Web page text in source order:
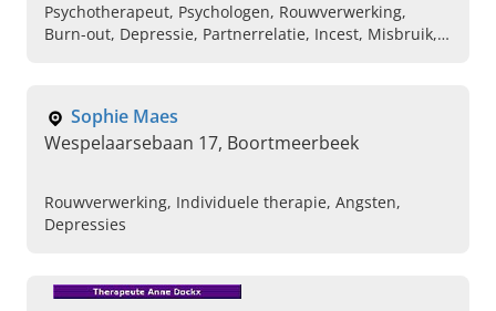
Psychotherapeut, Psychologen, Rouwverwerking,
Burn-out, Depressie, Partnerrelatie, Incest, Misbruik,
Sophie Maes
Wespelaarsebaan 17, Boortmeerbeek
Rouwverwerking, Individuele therapie, Angsten,
Depressies